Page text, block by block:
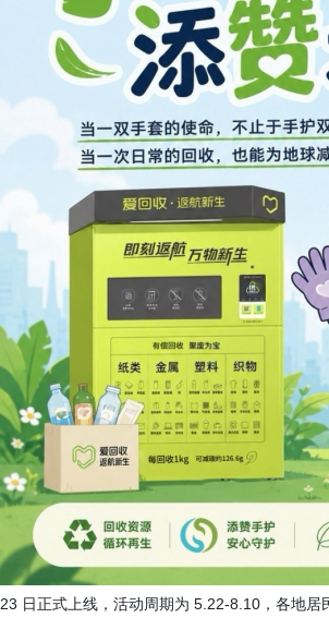
日正式上线，活动周期为 5.22-8.10，各地